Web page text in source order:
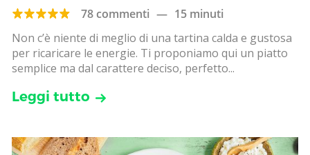
78 commenti — 15 minuti
Non c’è niente di meglio di una tartina calda e gustosa
per ricaricare le energie. Ti proponiamo qui un piatto
semplice ma dal carattere deciso, perfetto...
Leggi tutto